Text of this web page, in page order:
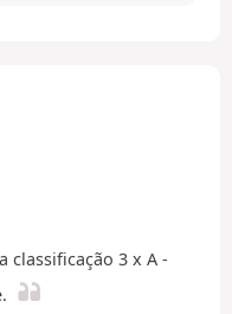
classificação 3 x A -